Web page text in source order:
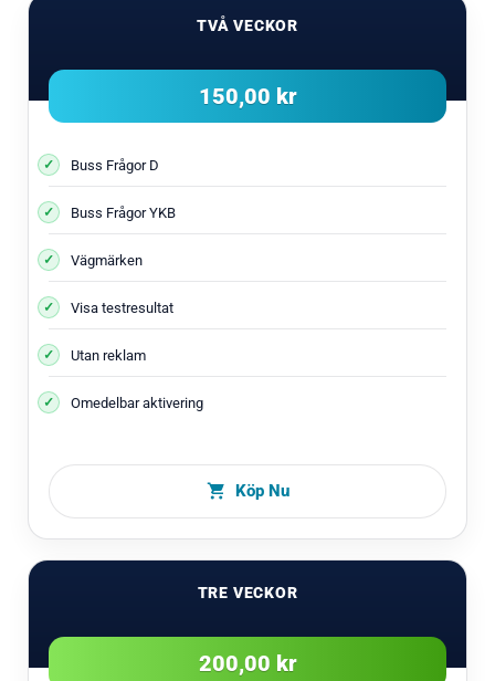
TVÅ VECKOR
150,00 kr
Buss Frågor D
Buss Frågor YKB
Vägmärken
Visa testresultat
Utan reklam
Omedelbar aktivering
Köp Nu
TRE VECKOR
200,00 kr